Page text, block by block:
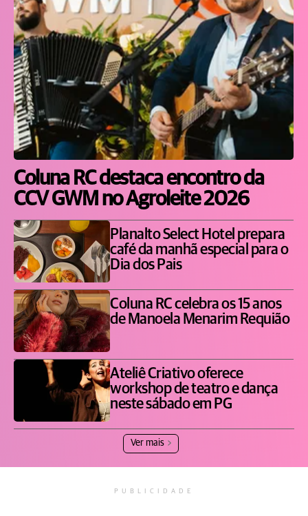
Coluna RC destaca encontro da
CCV GWM no Agroleite 2026
Planalto Select Hotel prepara
café da manhã especial para o
Dia dos Pais
Coluna RC celebra os 15 anos
de Manoela Menarim Requião
Ateliê Criativo oferece
workshop de teatro e dança
neste sábado em PG
Ver mais
PUBLICIDADE